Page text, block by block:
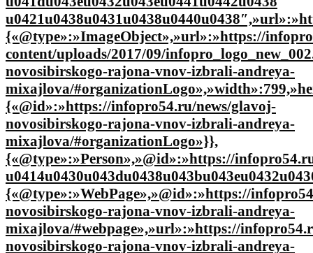
{«@type»:»ImageObject»,»url»:»https://
content/uploads/2017/09/
novosibirskogo-rajona-vnov-izbrali-andreya-
mixajlova/
{«@id»:»https://infopro54.ru/news/glavoj-
novosibirskogo-rajona-vnov-izbrali-andreya-
mixajlova/#organizationLogo»}},
{«@type»:»Person»,»@id»:»https://
{«@type»:»WebPage»,»@id»:»https://
novosibirskogo-rajona-vnov-izbrali-andreya-
mixajlova/#webpage»,»url»:»https://
novosibirskogo-rajona-vnov-izbrali-andreya-